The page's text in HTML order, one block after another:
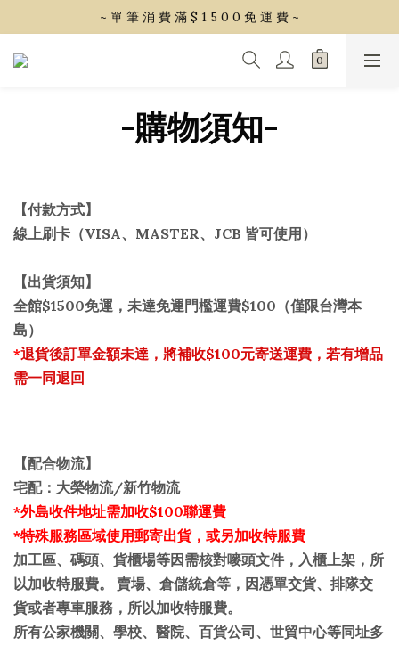
~ 單 筆 消 費 滿 $ 1 5 0 0 免 運 費 ~
~ 單 筆 消 費 滿 $ 1 5 0 0 免 運 費 ~
會 員 享 2% 點 數 回 饋 (1點=1元)
-購物須知-
【付款方式】
線上刷卡（VISA、MASTER、JCB 皆可使用）
【出貨須知】
全館$1500免運，未達免運門檻運費$100 （僅限台灣本
島）
*退貨後訂單金額未達，將補收$100元寄送運費，若有增品
需一同退回
【配合物流】
宅配：大榮物流/新竹物流
*外島收件地址需加收$100聯運費
*特殊服務區域使用郵寄出貨，或另加收特服費
加工區、碼頭、貨櫃場等因需核對嘜頭文件，入櫃上架，所
以加收特服費。 賣場、倉儲統倉等，因憑單交貨、排隊交
貨或者專車服務，所以加收特服費。
所有公家機關、學校、醫院、百貨公司、世貿中心等同址多